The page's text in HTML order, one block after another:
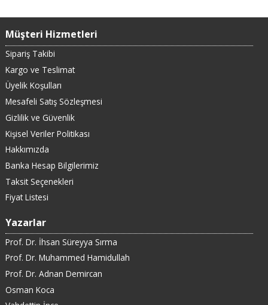
Müşteri Hizmetleri
Sipariş Takibi
Kargo ve Teslimat
Üyelik Koşulları
Mesafeli Satış Sözleşmesi
Gizlilik ve Güvenlik
Kişisel Veriler Politikası
Hakkımızda
Banka Hesap Bilgilerimiz
Taksit Seçenekleri
Fiyat Listesi
Yazarlar
Prof. Dr. İhsan Süreyya Sırma
Prof. Dr. Muhammed Hamidullah
Prof. Dr. Adnan Demircan
Osman Koca